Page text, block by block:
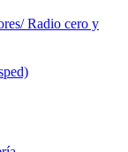
Radio cero y